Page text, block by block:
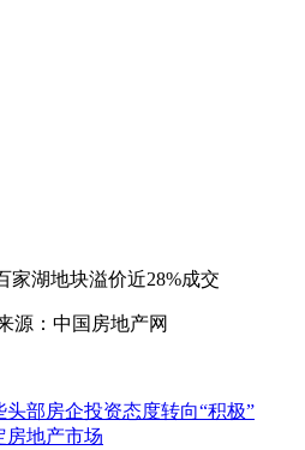
家湖地块溢价近28%成交
源： 中国房地产网
部房企投资态度转向“积极”
房地产市场